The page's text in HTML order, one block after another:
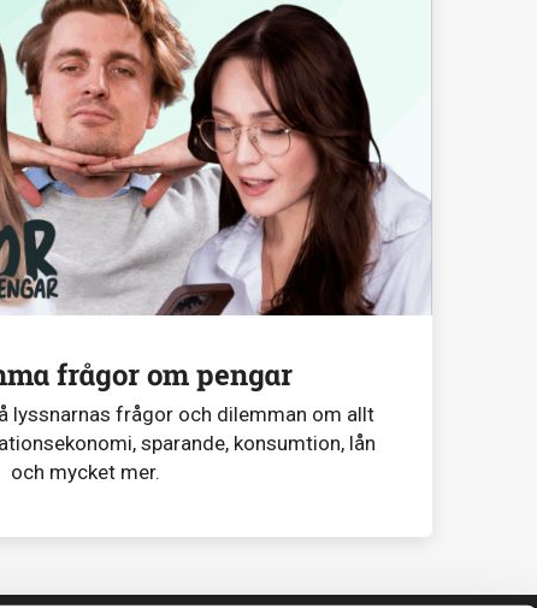
frågor om pengar
lyssnarnas frågor och dilemman om allt
sparande, konsumtion, lån
och mycket mer.